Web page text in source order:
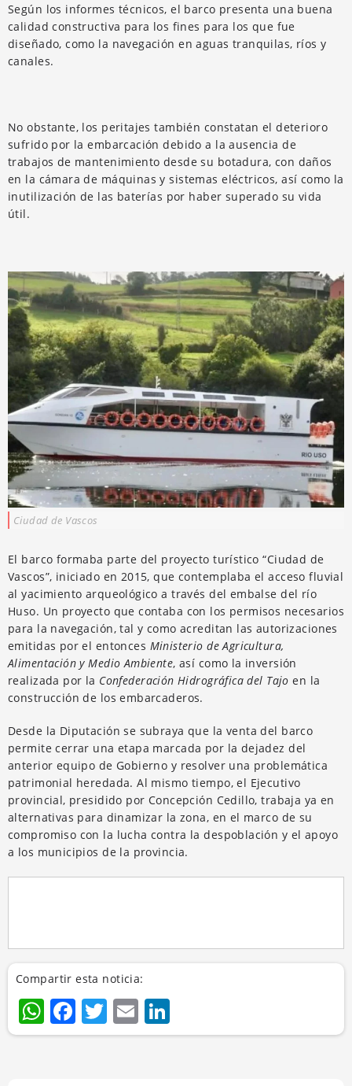
Según los informes técnicos, el barco presenta una buena
calidad constructiva para los fines para los que fue
diseñado, como la navegación en aguas tranquilas, ríos y
canales.
No obstante, los peritajes también constatan el deterioro
sufrido por la embarcación debido a la ausencia de
trabajos de mantenimiento desde su botadura, con daños
en la cámara de máquinas y sistemas eléctricos, así como la
inutilización de las baterías por haber superado su vida
útil.
Ciudad de Vascos
El barco formaba parte del proyecto turístico “Ciudad de
Vascos”, iniciado en 2015, que contemplaba el acceso fluvial
al yacimiento arqueológico a través del embalse del río
Huso. Un proyecto que contaba con los permisos necesarios
para la navegación, tal y como acreditan las autorizaciones
emitidas por el entonces Ministerio de Agricultura,
Alimentación y Medio Ambiente, así como la inversión
realizada por la Confederación Hidrográfica del Tajo en la
construcción de los embarcaderos.
Desde la Diputación se subraya que la venta del barco
permite cerrar una etapa marcada por la dejadez del
anterior equipo de Gobierno y resolver una problemática
patrimonial heredada. Al mismo tiempo, el Ejecutivo
provincial, presidido por Concepción Cedillo, trabaja ya en
alternativas para dinamizar la zona, en el marco de su
compromiso con la lucha contra la despoblación y el apoyo
a los municipios de la provincia.
Compartir esta noticia:
WhatsApp
Facebook
Twitter
Email